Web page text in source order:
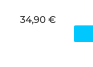
34,90 €